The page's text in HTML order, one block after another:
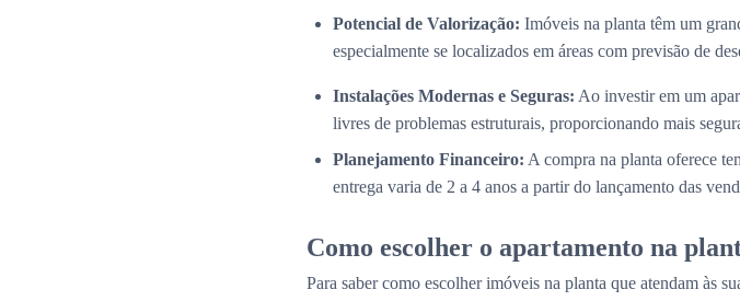
Potencial de Valorização: Imóveis na planta têm um
especialmente se localizados em áreas com previsão de
Instalações Modernas e Seguras: Ao investir em um
livres de problemas estruturais, proporcionando mais
Planejamento Financeiro: A compra na planta oferece
entrega varia de 2 a 4 anos a partir do lançamento das
Como escolher o apartamento na
Para saber como escolher imóveis na planta que atendam às